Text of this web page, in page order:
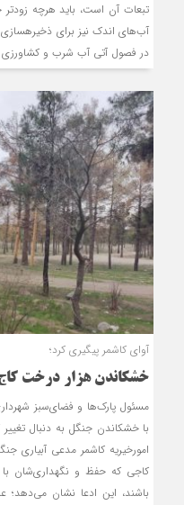
تبعات آن است، باید هرچه زودتر
در فصول آتی آب شرب و کشاورزی
آوای کاشمر پیگیری کرد؛
خشکاندن هزار درخت
مسئول پارک‌ها و فضای‌سبز
با خشکاندن جنگل به دنبال
امورخیریه کاشمر مدعی آبیاری
کاجی که حفظ و نگهداری‌شان
باشند، این ادعا نشان